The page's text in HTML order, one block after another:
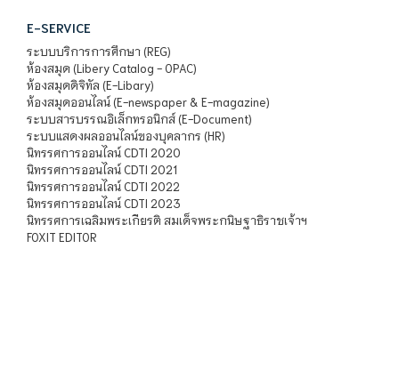
E-SERVICE
ระบบบริการการศึกษา (REG)
ห้องสมุด (Libery Catalog - OPAC)
ห้องสมุดดิจิทัล (E-Libary)
ห้องสมุดออนไลน์ (E-newspaper & E-magazine)
ระบบสารบรรณอิเล็กทรอนิกส์ (E-Document)
ระบบแสดงผลออนไลน์ของบุคลากร (HR)
นิทรรศการออนไลน์ CDTI 2020
นิทรรศการออนไลน์ CDTI 2021
นิทรรศการออนไลน์ CDTI 2022
นิทรรศการออนไลน์ CDTI 2023
นิทรรศการเฉลิมพระเกียรติ สมเด็จพระกนิษฐาธิราชเจ้าฯ
FOXIT EDITOR